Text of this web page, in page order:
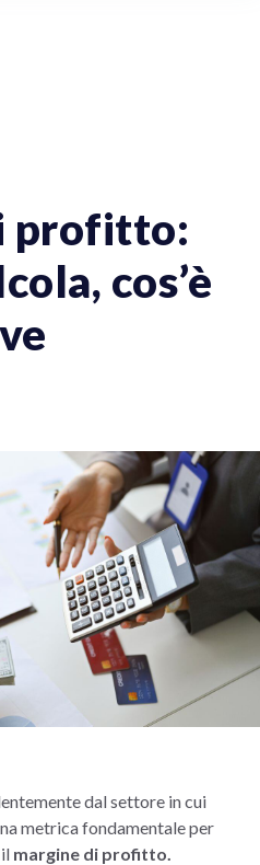
profitto:
cos’è
dal settore in cui
metrica fondamentale per
margine di profitto.